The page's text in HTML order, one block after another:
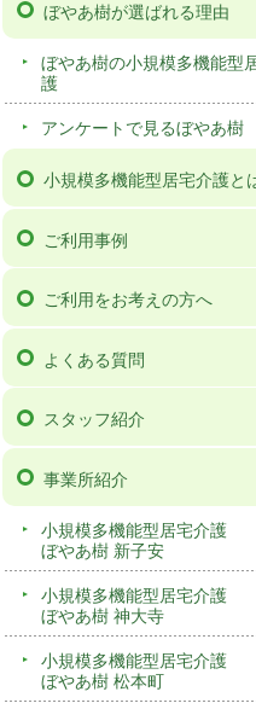
ぼやあ樹が選ばれる理由
ぼやあ樹の小規模多機能型
護
アンケートで見るぼやあ樹
小規模多機能型居宅介護と
ご利用事例
ご利用をお考えの方へ
よくある質問
スタッフ紹介
事業所紹介
小規模多機能型居宅介護
ぼやあ樹 新子安
小規模多機能型居宅介護
ぼやあ樹 神大寺
小規模多機能型居宅介護
ぼやあ樹 松本町